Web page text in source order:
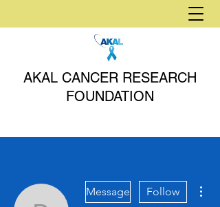
AKAL CANCER RESEARCH
FOUNDATION
Message Follow